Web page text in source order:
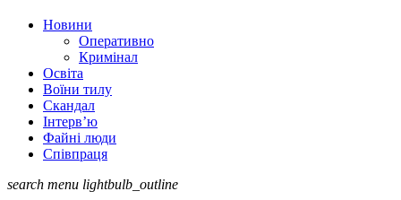
Новини
Оперативно
Кримінал
Освіта
Воїни тилу
Скандал
Інтерв’ю
Файні люди
Співпраця
search menu lightbulb_outline